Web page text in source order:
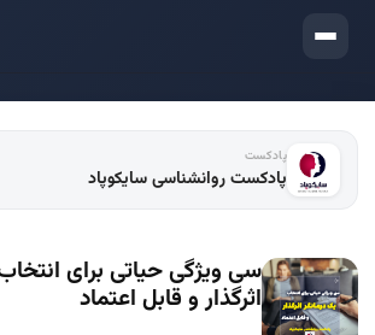
ورود
پادکست
پادکست روانشناسی سایکوپاد
سی ویژگی حیاتی برای
اثرگذار و قابل اعتماد